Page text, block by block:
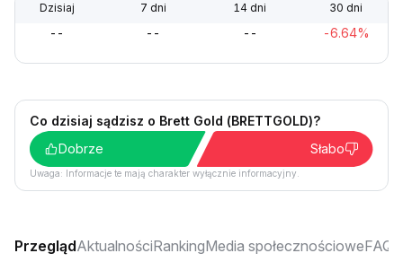
Dzisiaj 7 dni 14 dni 30 dni
-- -- -- -6.64%
Co dzisiaj sądzisz o Brett Gold (BRETTGOLD)?
Dobrze
Słabo
Uwaga: Informacje te mają charakter wyłącznie informacyjny.
PrzeglądAktualnościRankingMedia społecznościoweFAQ